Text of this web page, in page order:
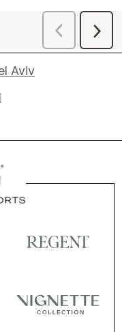
Aviv